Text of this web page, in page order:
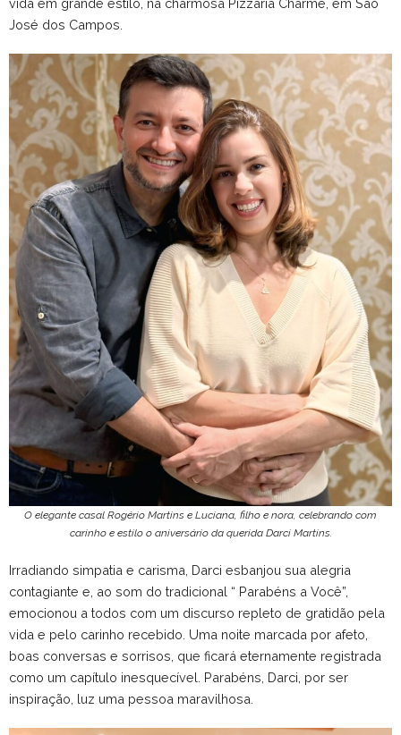
vida em grande estilo, na charmosa Pizzaria Charme, em São
José dos Campos.
O elegante casal Rogério Martins e Luciana, filho e nora, celebrando com
carinho e estilo o aniversário da querida Darci Martins.
Irradiando simpatia e carisma, Darci esbanjou sua alegria
contagiante e, ao som do tradicional “ Parabéns a Você”,
emocionou a todos com um discurso repleto de gratidão pela
vida e pelo carinho recebido. Uma noite marcada por afeto,
boas conversas e sorrisos, que ficará eternamente registrada
como um capítulo inesquecível. Parabéns, Darci, por ser
inspiração, luz uma pessoa maravilhosa.